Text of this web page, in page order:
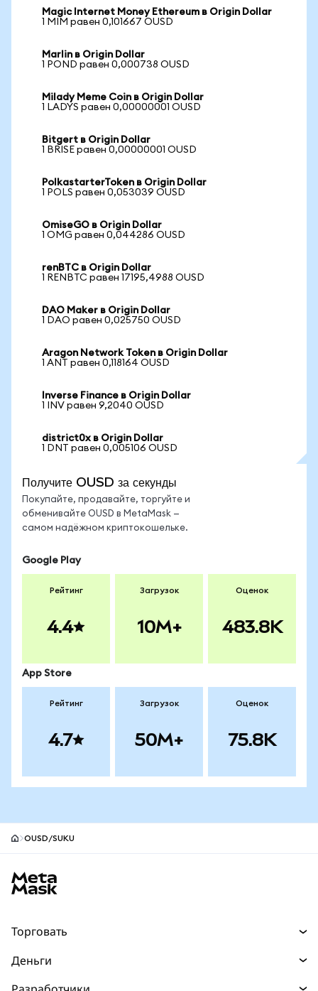
Magic Internet Money Ethereum в Origin Dollar
1 MIM равен 0,101667 OUSD
Marlin в Origin Dollar
1 POND равен 0,000738 OUSD
Milady Meme Coin в Origin Dollar
1 LADYS равен 0,00000001 OUSD
Bitgert в Origin Dollar
1 BRISE равен 0,00000001 OUSD
PolkastarterToken в Origin Dollar
1 POLS равен 0,053039 OUSD
OmiseGO в Origin Dollar
1 OMG равен 0,044286 OUSD
renBTC в Origin Dollar
1 RENBTC равен 17195,4988 OUSD
DAO Maker в Origin Dollar
1 DAO равен 0,025750 OUSD
Aragon Network Token в Origin Dollar
1 ANT равен 0,118164 OUSD
Inverse Finance в Origin Dollar
1 INV равен 9,2040 OUSD
district0x в Origin Dollar
1 DNT равен 0,005106 OUSD
Получите OUSD за секунды
Покупайте, продавайте, торгуйте и
обменивайте OUSD в MetaMask —
самом надёжном криптокошельке.
Google Play
Рейтинг
4.4
Загрузок
10M+
Оценок
483.8K
App Store
Рейтинг
4.7
Загрузок
50M+
Оценок
75.8K
OUSD/SUKU
Торговать
Деньги